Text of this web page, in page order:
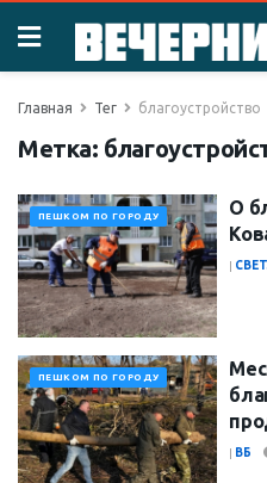
Главная Тег благоустройство
Метка:
ПЕШКОМ ПО ГОРОДУ
О
|
ПЕШКОМ ПО ГОРОДУ
| ВБ